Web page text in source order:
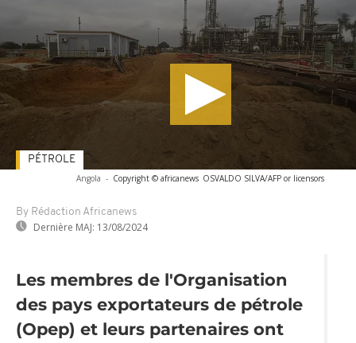
Angola - Copyright © africanews OSVALDO SILVA/AFP or licensors
By Rédaction Africanews
Dernière MAJ: 13/08/2024
PÉTROLE
Les membres de l'Organisation
des pays exportateurs de pétrole
(Opep) et leurs partenaires ont